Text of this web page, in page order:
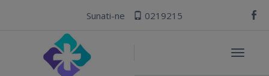
Sunati-ne 0219215
Toggle